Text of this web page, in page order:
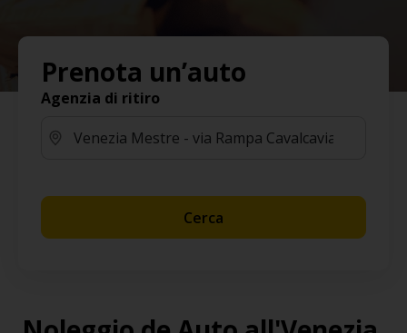
Prenota un’auto
Agenzia di ritiro
Cerca